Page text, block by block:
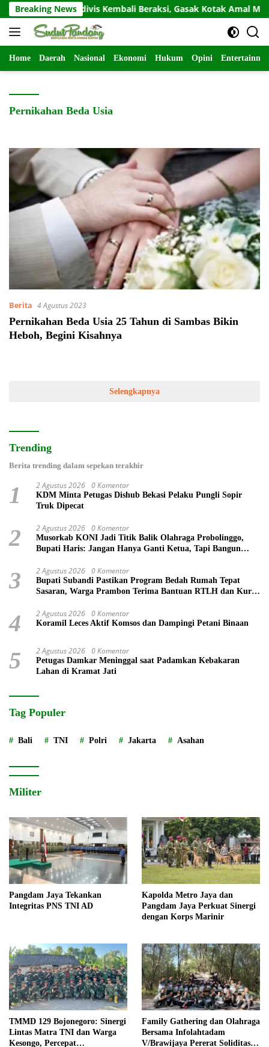
Langsung
ke
konten
Breaking News
Residivis Kembali Beraksi, Gasak Kotak Amal Masjid
Home Daerah Nasional Ekonomi Hukum Opini
Pernikahan Beda Usia
Berita 4 Agustus 2023
Pernikahan Beda Usia 25 Tahun di Sambas Bikin
Heboh, Begini Kisahnya
Selengkapnya
Trending
Berita trending dalam sepekan terakhir
1 2 Agustus 2026 0 Komentar
KDM Minta Petugas Dishub Bekasi Pelaku Pungli Sopir
Truk Dipecat
2 2 Agustus 2026 0 Komentar
Musorkab KONI Jadi Titik Balik Olahraga Probolinggo,
Bupati Haris: Jangan Hanya Ganti Ketua, Tapi Bangun
3 2 Agustus 2026 0 Komentar
Bupati Subandi Pastikan Program Bedah Rumah Tepat
Sasaran, Warga Prambon Terima Bantuan RTLH dan Kursi
4 2 Agustus 2026 0 Komentar
Koramil Leces Aktif Komsos dan Dampingi Petani Binaan
5 2 Agustus 2026 0 Komentar
Petugas Damkar Meninggal saat Padamkan Kebakaran
Lahan di Kramat Jati
Tag Populer
Bali TNI Polri Jakarta Asahan
Militer
Pangdam Jaya Tekankan
Integritas PNS TNI AD
Kapolda Metro Jaya dan
Pangdam Jaya Perkuat Sinergi
dengan Korps Marinir
TMMD 129 Bojonegoro: Sinergi
Lintas Matra TNI dan Warga
Kesongo, Percepat
Family Gathering dan Olahraga
Bersama Infolahtadam
V/Brawijaya Pererat Soliditas